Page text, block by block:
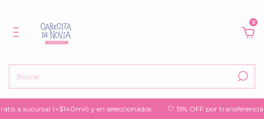
0
a sucursal (+$140mil) y en seleccionados 🤍 15% OFF por transferencia